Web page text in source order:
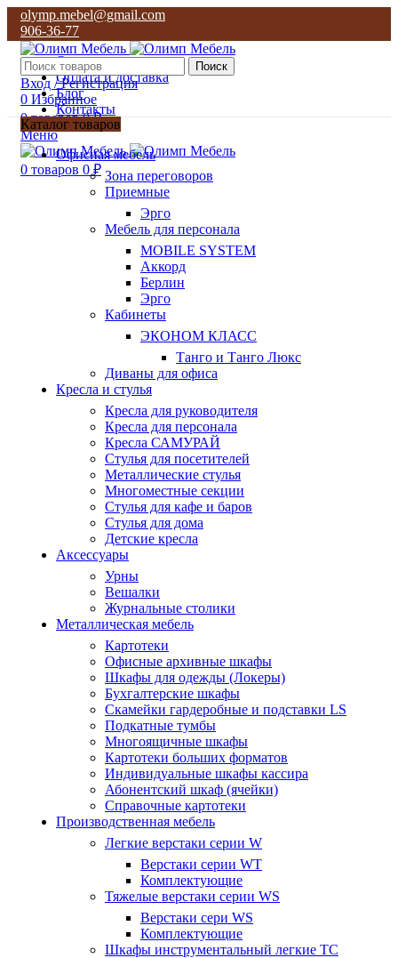
olymp.mebel@gmail.com
906-36-77
О нас
Оплата и доставка
Блог
Контакты
906-36-77
Поиск
Вход / Регистрация
0 Избранное
0товаров 0₽
Меню
0 товаров 0 ₽
Каталог товаров
Офисная мебель
Зона переговоров
Приемные
Эрго
Мебель для персонала
MOBILE SYSTEM
Аккорд
Берлин
Эрго
Кабинеты
ЭКОНОМ КЛАСС
Танго и Танго Люкс
Диваны для офиса
Кресла и стулья
Кресла для руководителя
Кресла для персонала
Кресла САМУРАЙ
Стулья для посетителей
Металлические стулья
Многоместные секции
Стулья для кафе и баров
Стулья для дома
Детские кресла
Аксессуары
Урны
Вешалки
Журнальные столики
Металлическая мебель
Картотеки
Офисные архивные шкафы
Шкафы для одежды (Локеры)
Бухгалтерские шкафы
Скамейки гардеробные и подставки LS
Подкатные тумбы
Многоящичные шкафы
Картотеки больших форматов
Индивидуальные шкафы кассира
Абонентский шкаф (ячейки)
Справочные картотеки
Производственная мебель
Легкие верстаки серии W
Верстаки серии WT
Комплектующие
Тяжелые верстаки серии WS
Верстаки сери WS
Комплектующие
Шкафы инструментальный легкие ТС